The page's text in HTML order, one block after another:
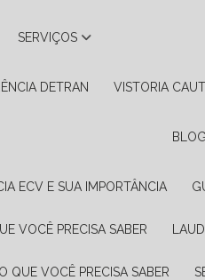
SERVIÇOS
DETRAN VISTORIA
BLOG
ECV E SUA IMPORTÂNCIA
VOCÊ PRECISA SABER
QUE VOCÊ PRECISA SABER